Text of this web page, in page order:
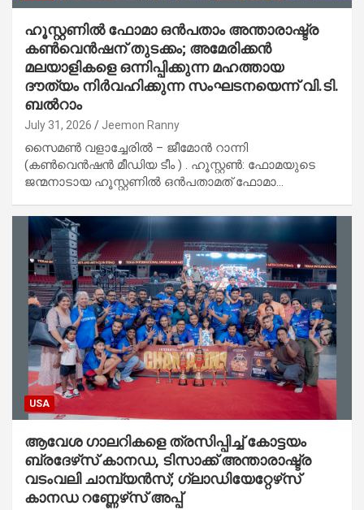
ഹൂസ്റ്റണിൽ ഫോമാ ഒൻപതാം അന്താരാഷ്ട്ര
കൺവെൻഷന് തുടക്കം; അമേരിക്കൻ
മലയാളികളെ ഒന്നിപ്പിക്കുന്ന മഹത്തായ
ദൗത്യം നിർവഹിക്കുന്ന സംഘടനയെന്ന് വി.ടി.
ബൽറാം
July 31, 2026 Jeemon Ranny
സൈമൺ വളാച്ചേരിൽ – ജീമോൻ റാന്നി
(കൺവെൻഷൻ മീഡിയ ടീം ) . ഹൂസ്റ്റൺ: ഫോമയുടെ
ജന്മനാടായ ഹൂസ്റ്റണിൽ ഒൻപതാമത് ഫോമാ…
USA
ആവേശ ഗാലറികളെ ത്രസിപ്പിച്ച് കോട്ടയം
ബ്രദേഴ്‌സ് കാനഡ, ടിസാക്ക് അന്താരാഷ്ട്ര
വടംവലി ചാമ്പ്യന്‍സ്; ഗ്ലാഡിയേറ്റേഴ്‌സ്
കാനഡ റണ്ണേഴ്‌സ് അപ്പ്